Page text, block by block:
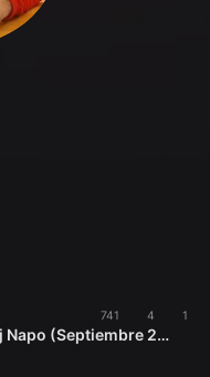
741 4 1
𝗗𝗷 𝗡𝗮𝗽𝗼 💖 6 Horas by Dj Napo (Septiembre 2014) 👉[www.youtube.com/@vioquemusic]👈